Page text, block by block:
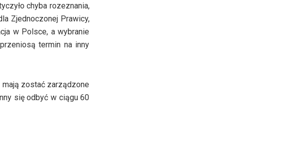
chyba rozeznania,
Zjednoczonej Prawicy,
w Polsce, a wybranie
termin na inny
zostać zarządzone
się odbyć w ciągu 60